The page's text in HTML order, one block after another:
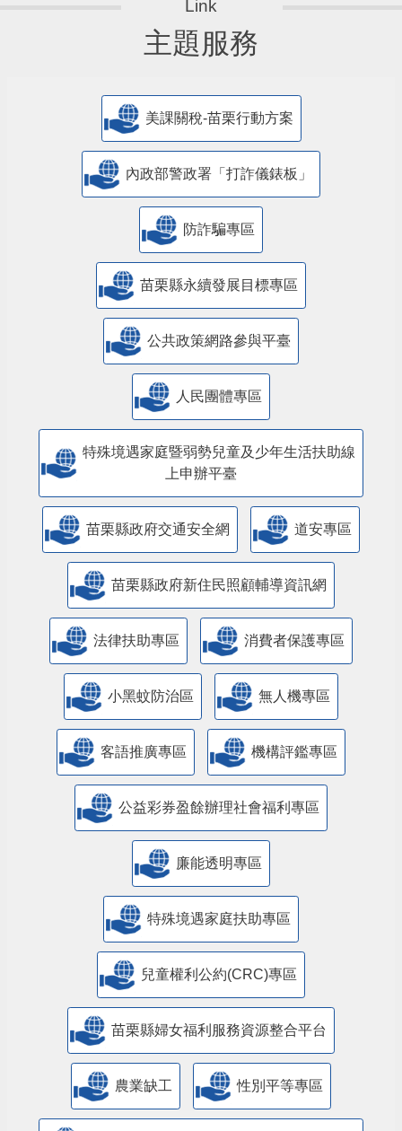
主題服務
美課關稅-苗栗行動方案
內政部警政署「打詐儀錶板」
防詐騙專區
苗栗縣永續發展目標專區
公共政策網路參與平臺
人民團體專區
特殊境遇家庭暨弱勢兒童及少年生活扶助線
上申辦平臺
苗栗縣政府交通安全網 道安專區
苗栗縣政府新住民照顧輔導資訊網
法律扶助專區 消費者保護專區
小黑蚊防治區 無人機專區
客語推廣專區 機構評鑑專區
公益彩券盈餘辦理社會福利專區
廉能透明專區
特殊境遇家庭扶助專區
兒童權利公約(CRC)專區
苗栗縣婦女福利服務資源整合平台
農業缺工 性別平等專區